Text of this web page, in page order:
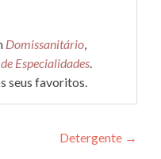
Domissanitário,
Especialidades.
seus favoritos.
Detergente →